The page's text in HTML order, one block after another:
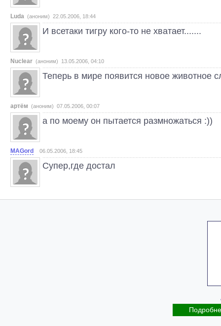
Luda (аноним) 22.05.2006, 18:44
И всетаки тигру кого-то не хватает.......
Nuclear (аноним) 13.05.2006, 04:10
Теперь в мире появится новое животное
артём (аноним) 07.05.2006, 00:07
а по моему он пытается размножаться :))
MAGord 06.05.2006, 18:45
Cупер,где достал